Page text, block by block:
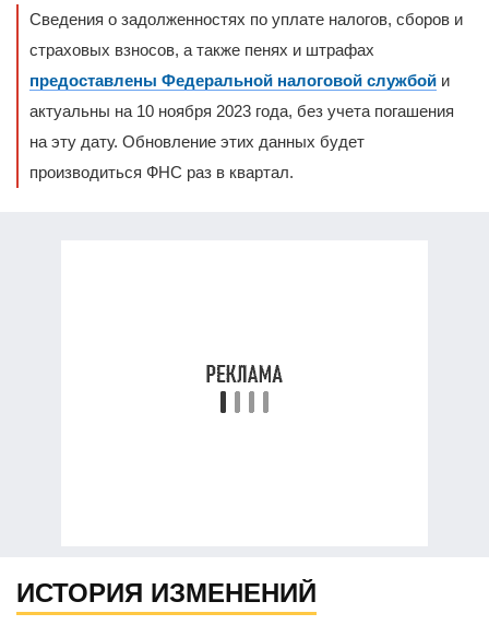
Сведения о задолженностях по уплате налогов, сборов и
страховых взносов, а также пенях и штрафах
предоставлены Федеральной налоговой службой и
актуальны на 10 ноября 2023 года, без учета погашения
на эту дату. Обновление этих данных будет
производиться ФНС раз в квартал.
ИСТОРИЯ ИЗМЕНЕНИЙ